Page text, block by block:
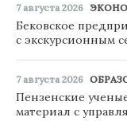
7 августа 2026
Бековское
с экскурсионным
7 августа 2026
Пензенские
материал с